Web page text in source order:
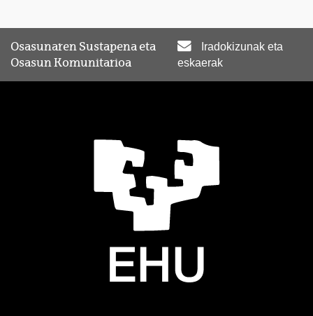
Osasunaren Sustapena eta
Osasun Komunitarioa
Iradokizunak eta
eskaerak